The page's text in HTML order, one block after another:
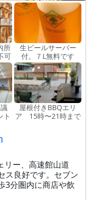
所
可
生ビールサーバー
付。７L無料です
ト
屋根付きBBQエリ
ア 15時〜21時まで
リー、高速館山道
ス良好です。セブン
3分圏内に商店や飲